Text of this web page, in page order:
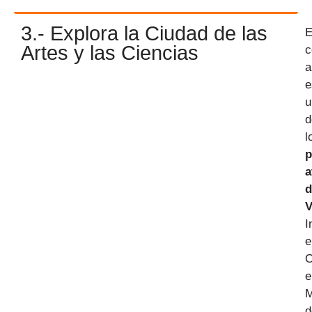
3.- Explora la Ciudad de las
Artes y las Ciencias